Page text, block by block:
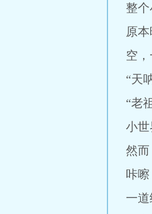
整个
原
空
“天
“老
小世
然而
咔嚓
一